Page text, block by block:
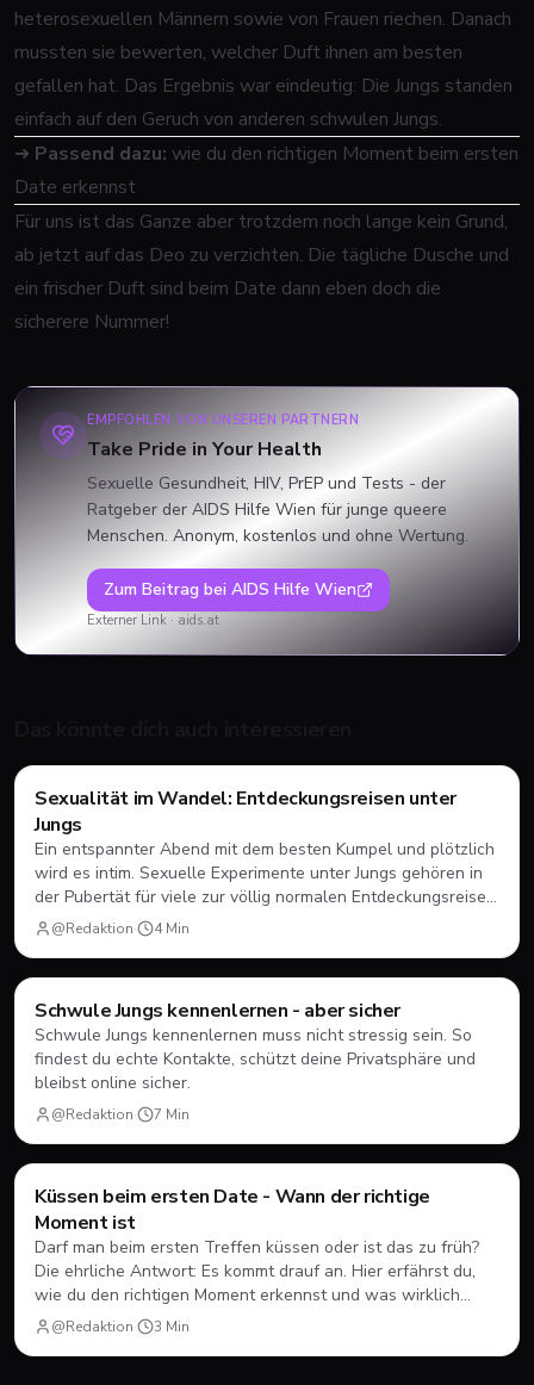
heterosexuellen Männern sowie von Frauen riechen. Danach
mussten sie bewerten, welcher Duft ihnen am besten
gefallen hat. Das Ergebnis war eindeutig: Die Jungs standen
einfach auf den Geruch von anderen schwulen Jungs.
➜ Passend dazu: wie du den richtigen Moment beim ersten
Date erkennst
Für uns ist das Ganze aber trotzdem noch lange kein Grund,
ab jetzt auf das Deo zu verzichten. Die tägliche Dusche und
ein frischer Duft sind beim Date dann eben doch die
sicherere Nummer!
EMPFOHLEN VON UNSEREN PARTNERN
Take Pride in Your Health
Sexuelle Gesundheit, HIV, PrEP und Tests - der
Ratgeber der AIDS Hilfe Wien für junge queere
Menschen. Anonym, kostenlos und ohne Wertung.
Zum Beitrag bei AIDS Hilfe Wien
Externer Link · aids.at
Ratgeber
Sexualität im Wandel: Entdeckungsreisen unter
Jungs
Ein entspannter Abend mit dem besten Kumpel und plötzlich
wird es intim. Sexuelle Experimente unter Jungs gehören in
der Pubertät für viele zur völlig normalen Entdeckungsreise
des eigenen Körpers dazu. Was das für deine Orientierung
bedeutet und warum reine Heterosexualität laut
@Redaktion· 4Min
Ratgeber
Schwule Jungs kennenlernen - aber sicher
Schwule Jungs kennenlernen muss nicht stressig sein. So
findest du echte Kontakte, schützt deine Privatsphäre und
bleibst online sicher.
@Redaktion· 7 Min
💘Dating
Küssen beim ersten Date - Wann der richtige
Moment ist
Darf man beim ersten Treffen küssen oder ist das zu früh?
Die ehrliche Antwort: Es kommt drauf an. Hier erfährst du,
wie du den richtigen Moment erkennst und was wirklich
zählt.
@Redaktion· 3 Min